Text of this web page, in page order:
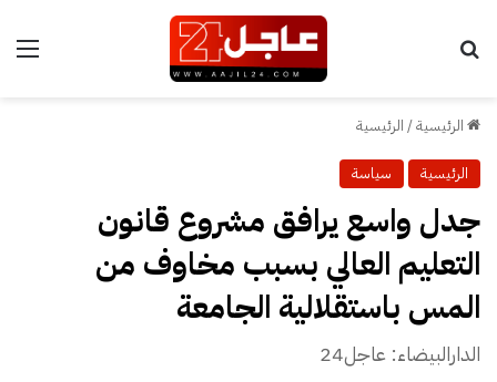
الرئيسية/ الرئيسية
الرئيسية سياسة
جدل واسع يرافق مشروع قانون
التعليم العالي بسبب مخاوف من
المس باستقلالية الجامعة
الدارالبيضاء: عاجل24